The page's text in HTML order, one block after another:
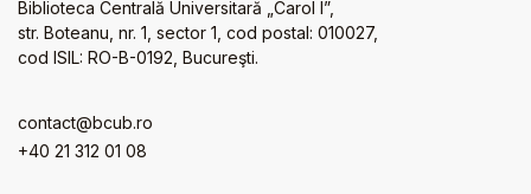
Biblioteca Centrală Universitară „Carol I”,
str. Boteanu, nr. 1, sector 1, cod postal: 010027,
cod ISIL: RO-B-0192, Bucureşti.
contact@bcub.ro
+40 21 312 01 08